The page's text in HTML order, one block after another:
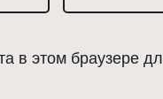
в этом браузере